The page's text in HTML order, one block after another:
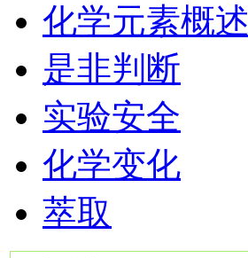
化学元素概述
是非判断
实验安全
化学变化
萃取